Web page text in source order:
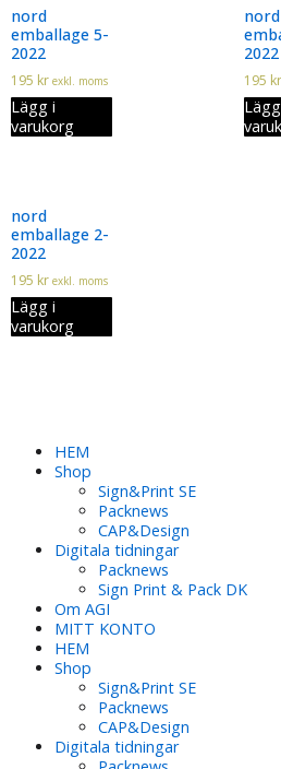
nord
emballage 5-
2022
195 kr exkl. moms
Lägg i
varukorg
nord
2022
195 kr
nord
emballage 2-
2022
195 kr exkl. moms
Lägg i
varukorg
HEM
Shop
Sign&Print SE
Packnews
CAP&Design
Digitala tidningar
Packnews
Sign Print & Pack DK
Om AGI
MITT KONTO
HEM
Shop
Sign&Print SE
Packnews
CAP&Design
Digitala tidningar